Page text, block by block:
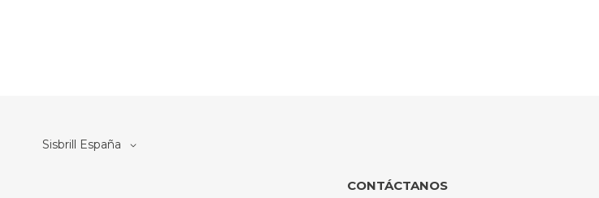
Select
Sisbrill España
CONTÁCTANOS